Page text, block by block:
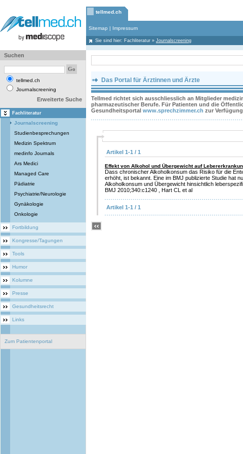
tellmed.ch
Sitemap | Impressum
Sie sind hier: Fachliteratur » Journalscreening
Suchen
tellmed.ch
Journalscreening
Erweiterte Suche
Fachliteratur
Journalscreening
Studienbesprechungen
Medizin Spektrum
medinfo Journals
Ars Medici
Managed Care
Pädiatrie
Psychiatrie/Neurologie
Gynäkologie
Onkologie
Fortbildung
Kongresse/Tagungen
Tools
Humor
Kolumne
Presse
Gesundheitsrecht
Links
Zum Patientenportal
Das Portal für Ärztinnen und Ärzte
Tellmed richtet sich ausschliesslich an Mitglieder
pharmazeutischer Berufe. Für Patienten und die
Gesundheitsportal www.sprechzimmer.ch zur
Artikel 1-1 / 1
Effekt von Alkohol und Übergewicht auf
Dass chronischer Alkoholkonsum das Risiko für die
erhöht, ist bekannt. Eine im BMJ publizierte Studie hat
Alkoholkonsum und Übergewicht hinsichtlich
BMJ 2010;340:c1240 , Hart CL et al
Artikel 1-1 / 1